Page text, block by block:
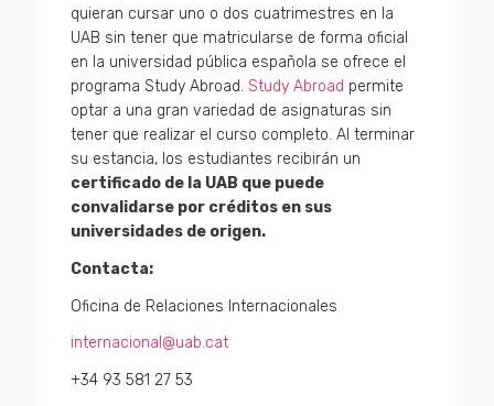
quieran cursar uno o dos cuatrimestres en la
UAB sin tener que matricularse de forma oficial
en la universidad pública española se ofrece el
programa Study Abroad. Study Abroad permite
optar a una gran variedad de asignaturas sin
tener que realizar el curso completo. Al terminar
su estancia, los estudiantes recibirán un
certificado de la UAB que puede
convalidarse por créditos en sus
universidades de origen.
Contacta:
Oficina de Relaciones Internacionales
internacional@uab.cat
+34 93 581 27 53